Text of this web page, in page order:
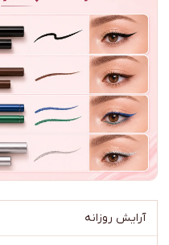
آرایش روزانه